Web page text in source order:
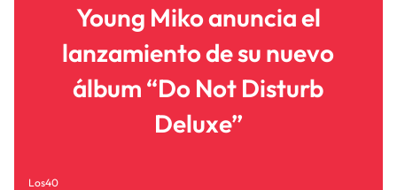
Young Miko anuncia el
lanzamiento de su nuevo
álbum “Do Not Disturb
Deluxe”
Los40